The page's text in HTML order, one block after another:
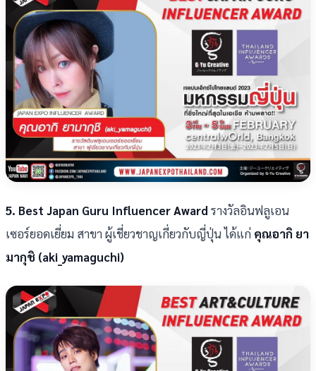
5. Best Japan Guru Influencer Award รางวัลอินฟลูเอน
เซอร์ยอดเยี่ยม สาขา ผู้เชี่ยวชาญเกี่ยวกับญี่ปุ่น ได้แก่ คุณอากิ ยา
มากุชิ (aki_yamaguchi)